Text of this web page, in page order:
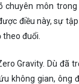
môn
điều này, sự
đuổi.
Gravity. Dù đã
không gian, ông